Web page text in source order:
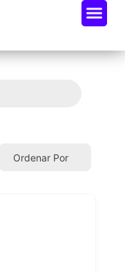
Ordenar Por